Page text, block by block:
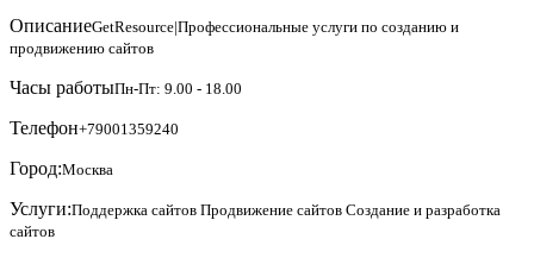
ОписаниеGetResource|Профессиональные услуги по созданию и
продвижению сайтов
Часы работыПн-Пт: 9.00 - 18.00
Телефон+79001359240
Город:Москва
Услуги:Поддержка сайтов Продвижение сайтов Создание и разработка
сайтов